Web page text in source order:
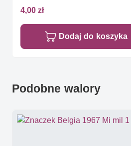
4,00 zł
Dodaj do koszyka
Podobne walory